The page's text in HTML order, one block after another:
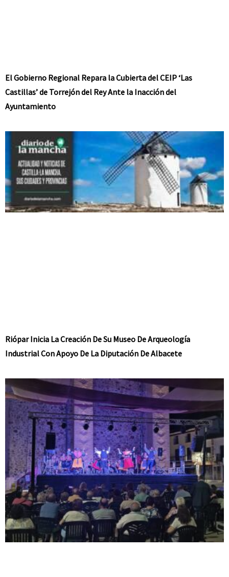
El Gobierno Regional Repara la Cubierta del CEIP ‘Las
Castillas’ de Torrejón del Rey Ante la Inacción del
Ayuntamiento
Riópar Inicia La Creación De Su Museo De Arqueología
Industrial Con Apoyo De La Diputación De Albacete